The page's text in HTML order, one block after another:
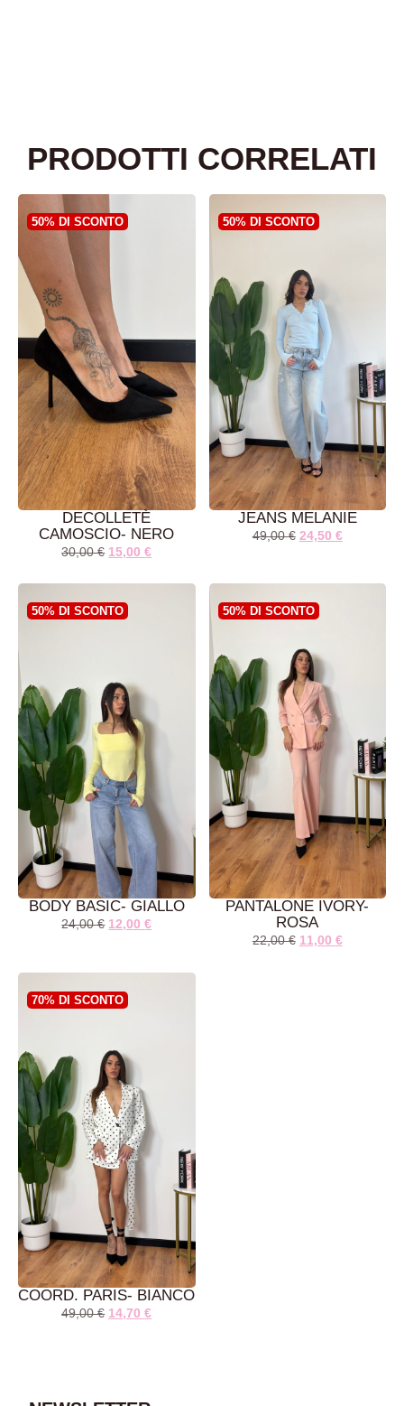
PRODOTTI CORRELATI
50% DI SCONTO
DECOLLETÈ
CAMOSCIO- NERO
30,00€ 15,00€
50% DI SCONTO
JEANS MELANIE
49,00€ 24,50 €
50% DI SCONTO
BODY BASIC- GIALLO
24,00€ 12,00€
50% DI SCONTO
PANTALONE IVORY-
ROSA
22,00€ 11,00 €
70% DI SCONTO
COORD. PARIS- BIANCO
49,00€ 14,70€